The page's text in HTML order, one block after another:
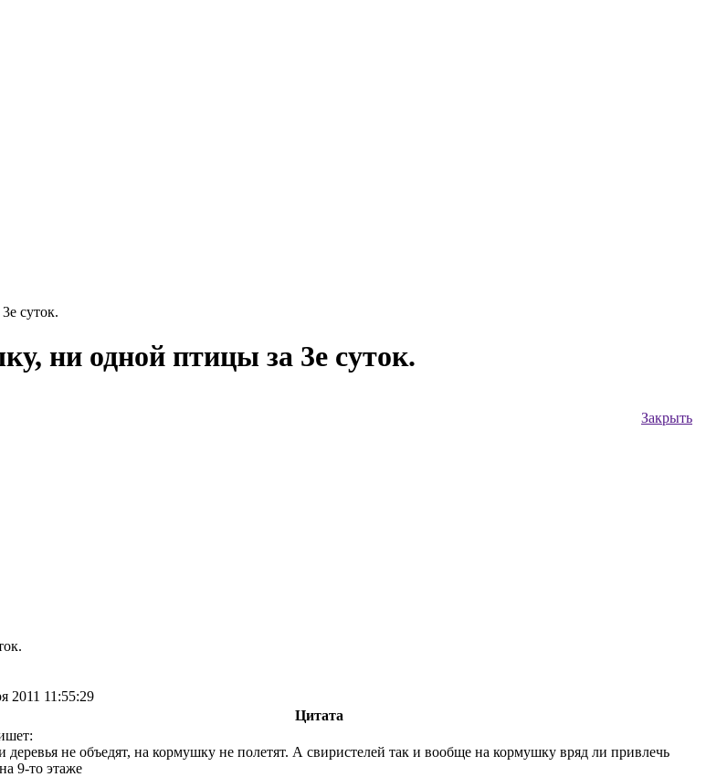
суток.
ни одной птицы за 3е суток.
Закрыть
2011 11:55:29
Цитата
деревья не объедят, на кормушку не полетят. А свиристелей так и вообще на кормушку вряд ли привлечь
9-то этаже